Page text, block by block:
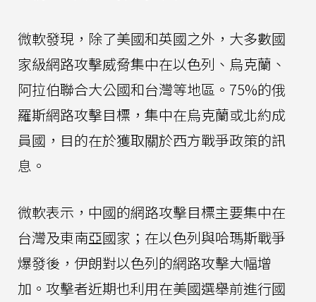
微軟發現，除了美國和英國之外，大多數國
家級網路攻擊威脅集中在以色列、烏克蘭、
阿拉伯聯合大公國和台灣等地區。75%的俄
羅斯網路攻擊目標，集中在烏克蘭或北約成
員國，目的在於獲取關於西方戰爭政策的訊
息。
微軟表示，中國的網路攻擊目標主要集中在
台灣及東南亞國家；在以色列與哈瑪斯戰爭
爆發後，伊朗對以色列的網路攻擊大幅增
加。攻擊者近期也利用在美國選舉前進行國